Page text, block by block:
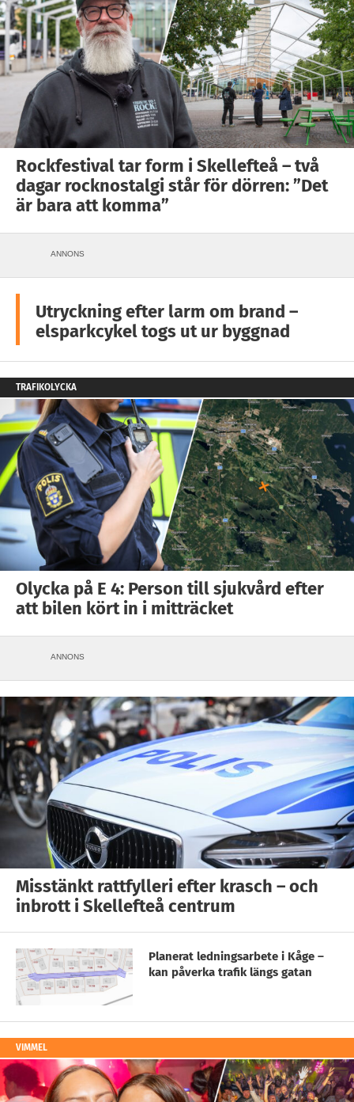
Rockfestival tar form i Skellefteå – två
dagar rocknostalgi står för dörren: ”Det
är bara att komma”
ANNONS
Utryckning efter larm om brand –
elsparkcykel togs ut ur byggnad
TRAFIKOLYCKA
Olycka på E 4: Person till sjukvård efter
att bilen kört in i mitträcket
ANNONS
Misstänkt rattfylleri efter krasch – och
inbrott i Skellefteå centrum
Planerat ledningsarbete i Kåge –
kan påverka trafik längs gatan
VIMMEL